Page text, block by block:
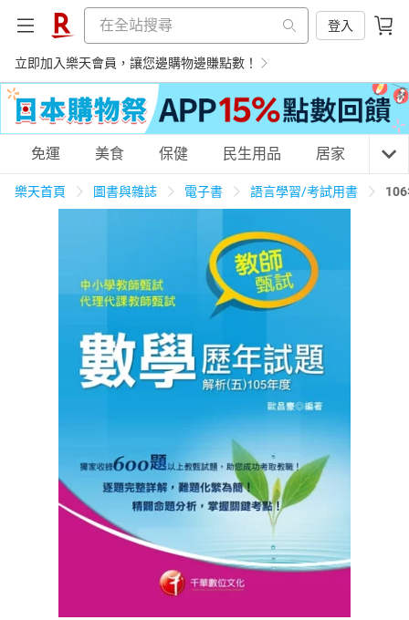
登入
立即加入樂天會員，讓您邊購物邊賺點數！
購物網分類
養生保健
日本購物 電子/紙本書
HOT
免運 美食 保健 民生用品 居家 3C
樂天首頁 圖書與雜誌 電子書 語言學習/考試用書